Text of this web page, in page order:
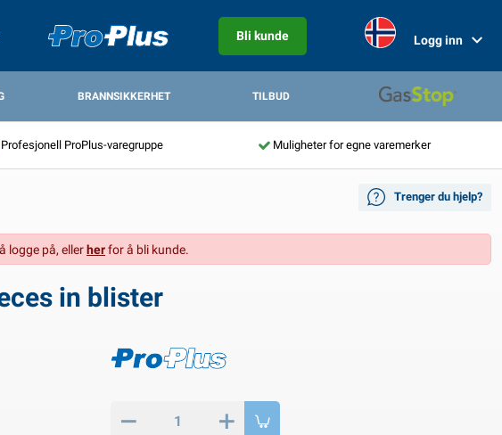
Bli kunde Logg inn
BRANNSIKKERHET TILBUD
Profesjonell ProPlus-varegruppe Muligheter for egne varemerker
Trenger du hjelp?
logge på, ellerherfor å bli kunde.
in blister